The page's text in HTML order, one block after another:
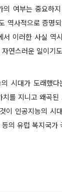
의 여부는 중요하
역사적으로 증명
이러한 사실 역
연스러운 일이기
시대가 도래했
를 지니고 왜곡된
이 인공지능의 시
의 유럽 복지국가